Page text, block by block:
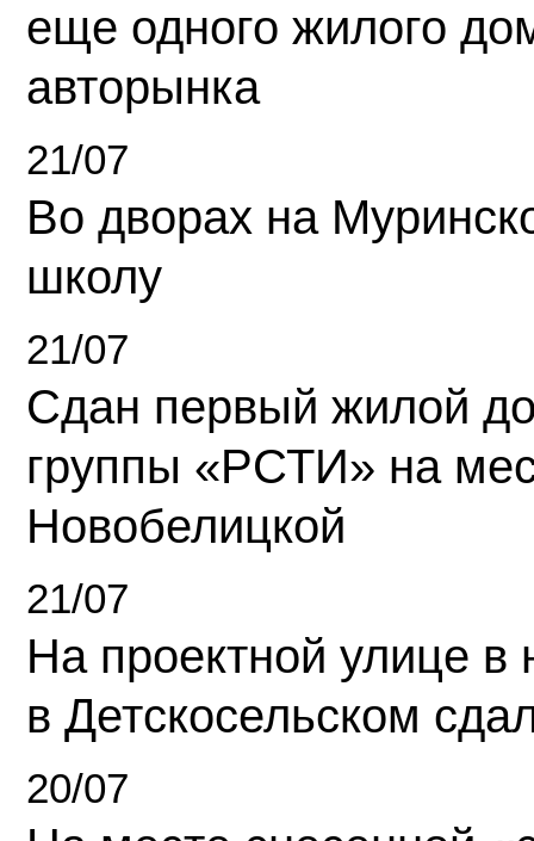
еще одного жилого
авторынка
21/07
Во дворах на
школу
21/07
Сдан первый жилой
группы «РСТИ» на
Новобелицкой
21/07
На проектной улице
в Детскосельском
20/07